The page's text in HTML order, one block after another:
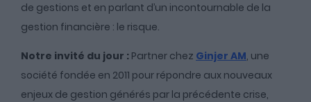
de gestions et en parlant d’un incontournable de la
gestion financière : le risque.
Notre invité du jour : Partner chez Ginjer AM, une
société fondée en 2011 pour répondre aux nouveaux
enjeux de gestion générés par la précédente crise,